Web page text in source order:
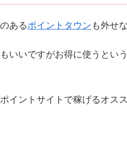
あるポイントタウン も外せ
いいですがお得に使うとい
イントサイトで稼げるオス